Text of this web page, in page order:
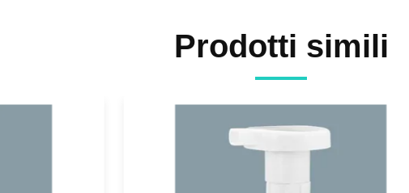
Prodotti simili